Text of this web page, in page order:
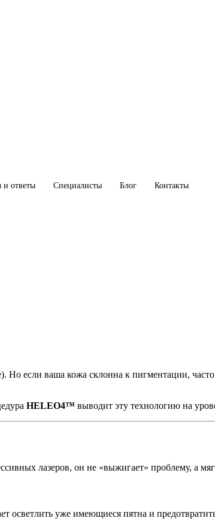
и ответы Специалисты Блог Контакты
если ваша кожа склонна к пигментации, часто
HELEO4™ выводит эту технологию на
лазеров, он не «выжигает» проблему, а
осветлить уже имеющиеся пятна и